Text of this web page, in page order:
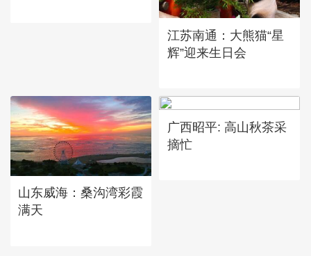
江苏南通：大熊猫“星
辉”迎来生日会
山东威海：桑沟湾彩霞
满天
广西昭平: 高山秋茶采
摘忙